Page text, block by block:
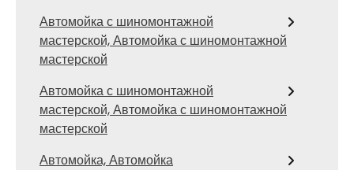
Автомойка с шиномонтажной
мастерской, Автомойка с шиномонтажной
мастерской
Автомойка с шиномонтажной
мастерской, Автомойка с шиномонтажной
мастерской
Автомойка, Автомойка